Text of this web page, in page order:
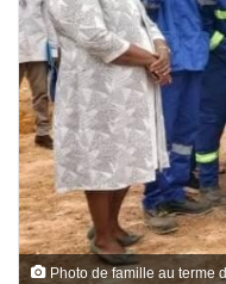
Photo de famille au terme